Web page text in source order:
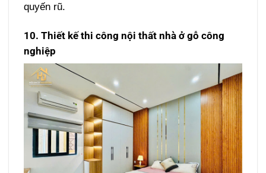
quyến rũ.
10. Thiết kế thi công nội thất nhà ở gỗ công
nghiệp